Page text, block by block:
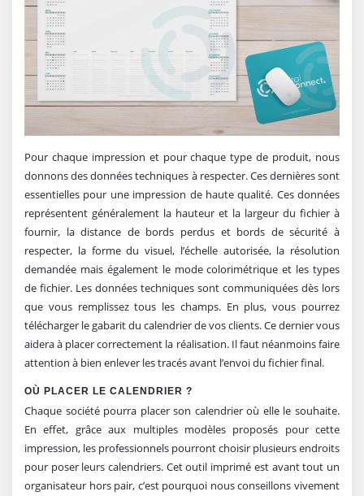
Pour chaque impression et pour chaque type de produit, nous
donnons des données techniques à respecter. Ces dernières sont
essentielles pour une impression de haute qualité. Ces données
représentent généralement la hauteur et la largeur du fichier à
fournir, la distance de bords perdus et bords de sécurité à
respecter, la forme du visuel, l’échelle autorisée, la résolution
demandée mais également le mode colorimétrique et les types
de fichier. Les données techniques sont communiquées dès lors
que vous remplissez tous les champs. En plus, vous pourrez
télécharger le gabarit du calendrier de vos clients. Ce dernier vous
aidera à placer correctement la réalisation. Il faut néanmoins faire
attention à bien enlever les tracés avant l’envoi du fichier final.
OÙ PLACER LE CALENDRIER ?
Chaque société pourra placer son calendrier où elle le souhaite.
En effet, grâce aux multiples modèles proposés pour cette
impression, les professionnels pourront choisir plusieurs endroits
pour poser leurs calendriers. Cet outil imprimé est avant tout un
organisateur hors pair, c’est pourquoi nous conseillons vivement